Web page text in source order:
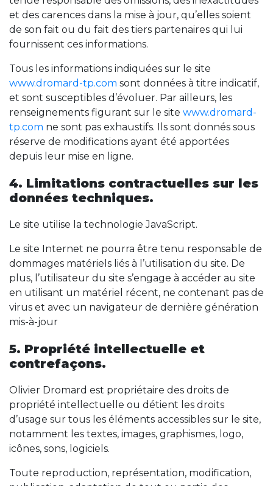
et des carences dans la mise à jour, qu’elles soient
de son fait ou du fait des tiers partenaires qui lui
fournissent ces informations.
Tous les informations indiquées sur le site
www.dromard-tp.com sont données à titre indicatif,
et sont susceptibles d’évoluer. Par ailleurs, les
renseignements figurant sur le site www.dromard-
tp.com ne sont pas exhaustifs. Ils sont donnés sous
réserve de modifications ayant été apportées
depuis leur mise en ligne.
4. Limitations contractuelles sur les
données techniques.
Le site utilise la technologie JavaScript.
Le site Internet ne pourra être tenu responsable de
dommages matériels liés à l’utilisation du site. De
plus, l’utilisateur du site s’engage à accéder au site
en utilisant un matériel récent, ne contenant pas de
virus et avec un navigateur de dernière génération
mis-à-jour
5. Propriété intellectuelle et
contrefaçons.
Olivier Dromard est propriétaire des droits de
propriété intellectuelle ou détient les droits
d’usage sur tous les éléments accessibles sur le site,
notamment les textes, images, graphismes, logo,
icônes, sons, logiciels.
Toute reproduction, représentation, modification,